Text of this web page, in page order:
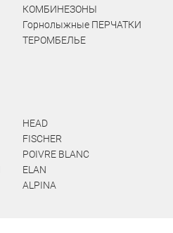
КОМБИНЕЗОНЫ
Горнолыжные ПЕРЧАТКИ
ТЕРОМБЕЛЬЕ
HEAD
FISCHER
POIVRE BLANC
ELAN
ALPINA